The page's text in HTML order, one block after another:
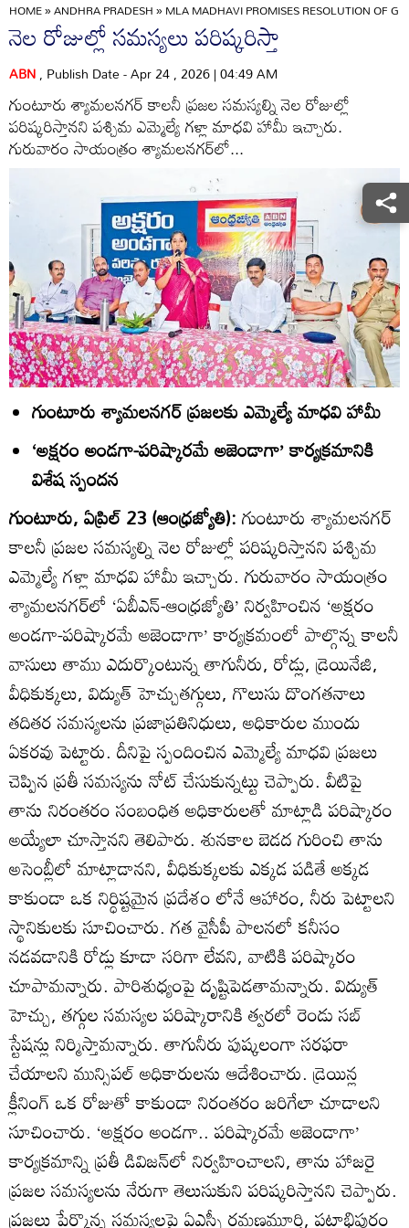
HOME»ANDHRA PRADESH»MLA MADHAVI PROMISES RESOLUTION OF
నెల రోజుల్లో సమస్యలు పరిష్కరిస్తా
ABN, Publish Date - Apr 24 , 2026 | 04:49 AM
గుంటూరు శ్యామలనగర్‌ కాలనీ ప్రజల సమస్యల్ని నెల రోజుల్లో
పరిష్కరిస్తానని పశ్చిమ ఎమ్మెల్యే గళ్లా మాధవి హామీ ఇచ్చారు.
గురువారం సాయంత్రం శ్యామలనగర్‌లో...
గుంటూరు శ్యామలనగర్‌ ప్రజలకు ఎమ్మెల్యే మాధవి హామీ
‘అక్షరం అండగా-పరిష్కారమే అజెండాగా’ కార్యక్రమానికి
విశేష స్పందన
గుంటూరు, ఏప్రిల్‌ 23 (ఆంధ్రజ్యోతి):గుంటూరు శ్యామలనగర్‌
కాలనీ ప్రజల సమస్యల్ని నెల రోజుల్లో పరిష్కరిస్తానని పశ్చిమ
ఎమ్మెల్యే గళ్లా మాధవి హామీ ఇచ్చారు. గురువారం సాయంత్రం
శ్యామలనగర్‌లో ‘ఏబీఎన్‌-ఆంధ్రజ్యోతి’ నిర్వహించిన ‘అక్షరం
అండగా-పరిష్కారమే అజెండాగా’ కార్యక్రమంలో పాల్గొన్న కాలనీ
వాసులు తాము ఎదుర్కొంటున్న తాగునీరు, రోడ్లు, డ్రెయినేజి,
వీధికుక్కలు, విద్యుత్‌ హెచ్చుతగ్గులు, గొలుసు దొంగతనాలు
తదితర సమస్యలను ప్రజాప్రతినిధులు, అధికారుల ముందు
ఏకరవు పెట్టారు. దీనిపై స్పందించిన ఎమ్మెల్యే మాధవి ప్రజలు
చెప్పిన ప్రతీ సమస్యను నోట్‌ చేసుకున్నట్టు చెప్పారు. వీటిపై
తాను నిరంతరం సంబంధిత అధికారులతో మాట్లాడి పరిష్కారం
అయ్యేలా చూస్తానని తెలిపారు. శునకాల బెడద గురించి తాను
అసెంబ్లీలో మాట్లాడానని, వీధికుక్కలకు ఎక్కడ పడితే అక్కడ
కాకుండా ఒక నిర్ధిష్టమైన ప్రదేశం లోనే ఆహారం, నీరు పెట్టాలని
స్థానికులకు సూచించారు. గత వైసీపీ పాలనలో కనీసం
నడవడానికి రోడ్లు కూడా సరిగా లేవని, వాటికి పరిష్కారం
చూపామన్నారు. పారిశుధ్యంపై దృష్టిపెడతామన్నారు. విద్యుత్‌
హెచ్చు, తగ్గుల సమస్యల పరిష్కారానికి త్వరలో రెండు సబ్‌
స్టేషన్లు నిర్మిస్తామన్నారు. తాగునీరు పుష్కలంగా సరఫరా
చేయాలని మున్సిపల్‌ అధికారులను ఆదేశించారు. డ్రెయిన్ల
క్లీనింగ్‌ ఒక రోజుతో కాకుండా నిరంతరం జరిగేలా చూడాలని
సూచించారు. ‘అక్షరం అండగా.. పరిష్కారమే అజెండాగా’
కార్యక్రమాన్ని ప్రతీ డివిజన్‌లో నిర్వహించాలని, తాను హాజరై
ప్రజల సమస్యలను నేరుగా తెలుసుకుని పరిష్కరిస్తానని చెప్పారు.
ప్రజలు పేర్కొన్న సమస్యలపై ఏఎస్పీ రమణమూర్తి, పట్టాభిపురం